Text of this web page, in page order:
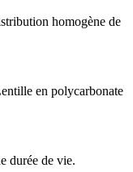
homogène de
en polycarbonate
durée de vie.